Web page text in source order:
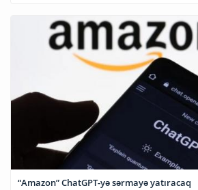
“Amazon” ChatGPT-yə sərmayə yatıracaq